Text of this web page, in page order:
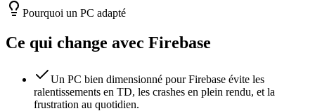
Pourquoi un PC adapté
Ce qui change avec Firebase
Un PC bien dimensionné pour Firebase évite les
ralentissements en TD, les crashes en plein rendu, et la
frustration au quotidien.